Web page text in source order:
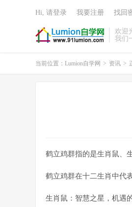
欢迎
我们
Hi, 请登录 我要注册 找回
当前位置： Lumion自学网 > 资讯 >
鹤立鸡群指的是生肖鼠、
鹤立鸡群在十二生肖中代
生肖鼠：智慧之星，机遇